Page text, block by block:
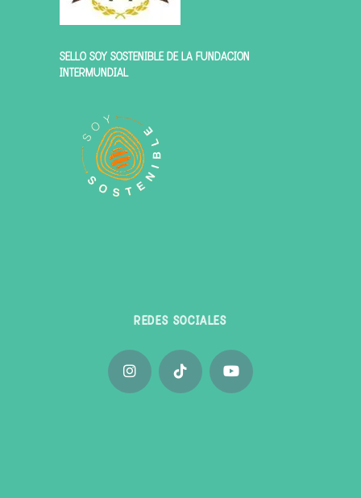
SELLO SOY SOSTENIBLE DE LA FUNDACIÓN
INTERMUNDIAL
REDES SOCIALES